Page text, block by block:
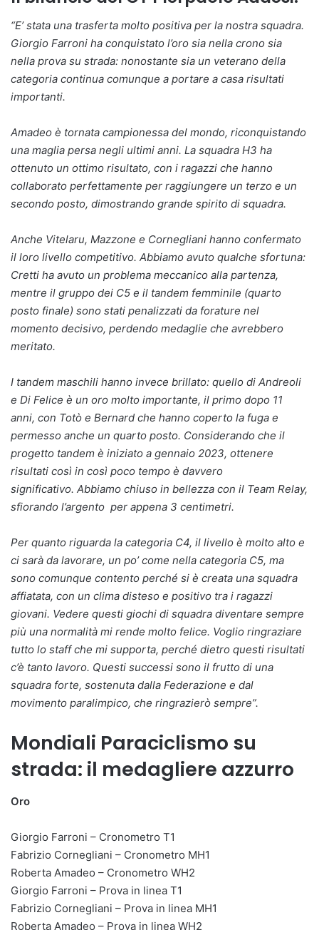
“E’ stata una trasferta molto positiva per la nostra squadra.
Giorgio Farroni ha conquistato l’oro sia nella crono sia
nella prova su strada: nonostante sia un veterano della
categoria continua comunque a portare a casa risultati
importanti.
Amadeo è tornata campionessa del mondo, riconquistando
una maglia persa negli ultimi anni. La squadra H3 ha
ottenuto un ottimo risultato, con i ragazzi che hanno
collaborato perfettamente per raggiungere un terzo e un
secondo posto, dimostrando grande spirito di squadra.
Anche Vitelaru, Mazzone e Cornegliani hanno confermato
il loro livello competitivo. Abbiamo avuto qualche sfortuna:
Cretti ha avuto un problema meccanico alla partenza,
mentre il gruppo dei C5 e il tandem femminile (quarto
posto finale) sono stati penalizzati da forature nel
momento decisivo, perdendo medaglie che avrebbero
meritato.
I tandem maschili hanno invece brillato: quello di Andreoli
e Di Felice è un oro molto importante, il primo dopo 11
anni, con Totò e Bernard che hanno coperto la fuga e
permesso anche un quarto posto. Considerando che il
progetto tandem è iniziato a gennaio 2023, ottenere
risultati così in così poco tempo è davvero
significativo. Abbiamo chiuso in bellezza con il Team Relay,
sfiorando l’argento per appena 3 centimetri.
Per quanto riguarda la categoria C4, il livello è molto alto e
ci sarà da lavorare, un po’ come nella categoria C5, ma
sono comunque contento perché si è creata una squadra
affiatata, con un clima disteso e positivo tra i ragazzi
giovani. Vedere questi giochi di squadra diventare sempre
più una normalità mi rende molto felice. Voglio ringraziare
tutto lo staff che mi supporta, perché dietro questi risultati
c’è tanto lavoro. Questi successi sono il frutto di una
squadra forte, sostenuta dalla Federazione e dal
movimento paralimpico, che ringrazierò sempre”.
Mondiali Paraciclismo su
strada: il medagliere azzurro
Oro
Giorgio Farroni – Cronometro T1
Fabrizio Cornegliani – Cronometro MH1
Roberta Amadeo – Cronometro WH2
Giorgio Farroni – Prova in linea T1
Fabrizio Cornegliani – Prova in linea MH1
Roberta Amadeo – Prova in linea WH2